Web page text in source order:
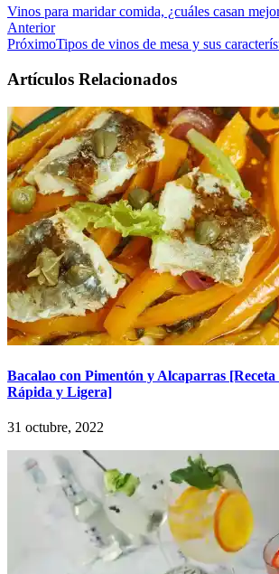
Vinos para maridar comida, ¿cuáles casan
Anterior
PróximoTipos de vinos de mesa y sus
Artículos Relacionados
Bacalao con Pimentón y Alcaparras
Rápida y Ligera]
31 octubre, 2022